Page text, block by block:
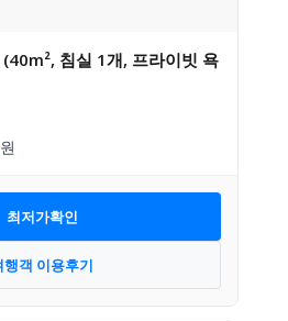
침실 1개, 프라이빗 욕
최저가확인
행객 이용후기